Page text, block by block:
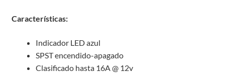
Características:
Indicador LED azul
SPST encendido-apagado
Clasificado hasta 16A @ 12v